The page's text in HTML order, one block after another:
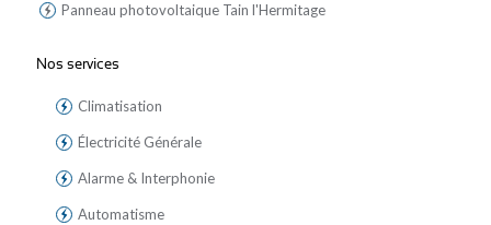
Panneau photovoltaique Tain l'Hermitage
Nos services
Climatisation
Électricité Générale
Alarme & Interphonie
Automatisme